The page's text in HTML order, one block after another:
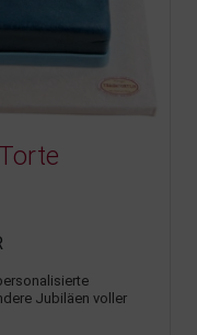
Jubiläen voller